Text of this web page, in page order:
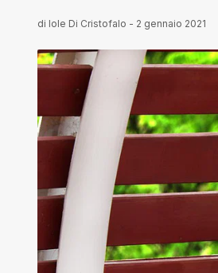
di Iole Di Cristofalo - 2 gennaio 2021